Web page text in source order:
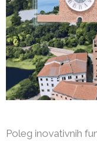
Poleg inovativnih